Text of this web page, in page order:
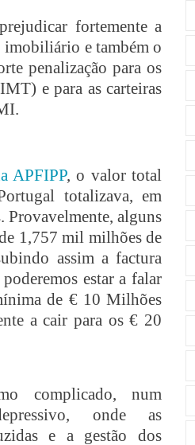
fortemente a
imobiliário e também o
penalização para os
e para as carteiras
APFIPP, o valor total
totalizava, em
Provavelmente, alguns
1,757 mil milhões de
assim a factura
estar a falar
de € 10 Milhões
a cair para os € 20
complicado, num
onde as
e a gestão dos